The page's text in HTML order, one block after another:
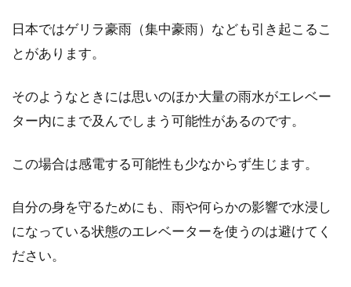
証番号だけは侵入の危険大
備わっていることは重要なポイントとなりま
す。その中で...
る場合にかかる費用は？
日本ではゲリラ豪雨（集中豪雨）なども引き起こるこ
とがあります。
そのようなときには思いのほか大量の雨水がエレベー
ター内にまで及んでしまう可能性があるのです。
この場合は感電する可能性も少なからず生じます。
自分の身を守るためにも、雨や何らかの影響で水浸し
になっている状態のエレベーターを使うのは避けてく
ださい。